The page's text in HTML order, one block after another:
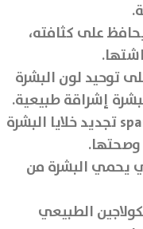
على كثافته،
توحيد لون البشرة
إشراقة طبيعية.
يدعم sparkle plus collagen تجديد خلايا البشرة
يحمي البشرة من
الطبيعي